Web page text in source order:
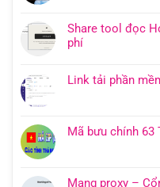
Share tool đọc
phí
Link tải phần
Mã bưu chính 63
Mạng proxy –